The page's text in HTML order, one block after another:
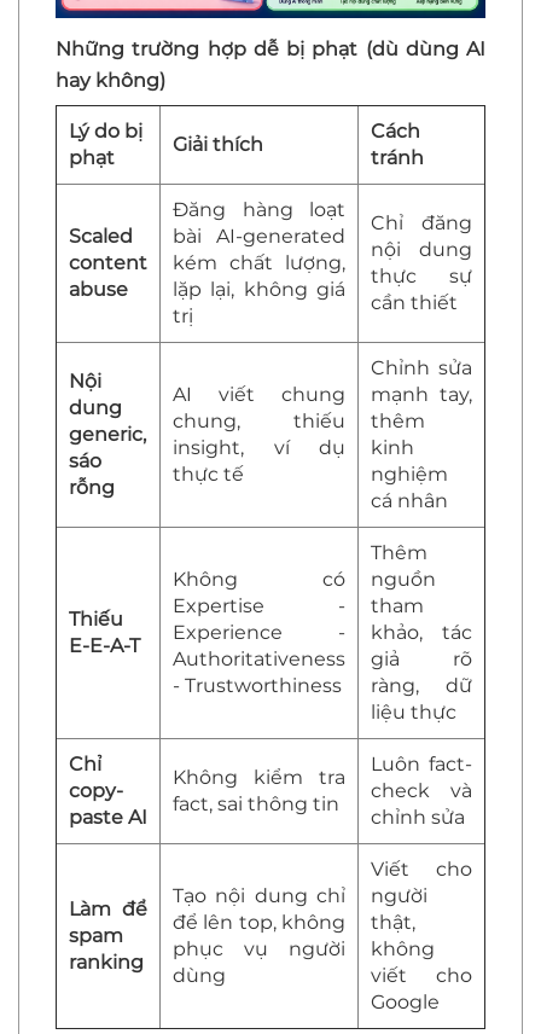
Những trường hợp dễ bị phạt (dù dùng AI
hay không)
Lý do bị
phạt
Giải thích
Cách
tránh
Scaled
content
abuse
Đăng hàng loạt
bài AI-generated
kém chất lượng,
lặp lại, không giá
trị
Chỉ đăng
nội dung
thực sự
cần thiết
Nội
dung
generic,
sáo
rỗng
AI viết chung
chung, thiếu
insight, ví dụ
thực tế
Chỉnh sửa
mạnh tay,
thêm
kinh
nghiệm
cá nhân
Thiếu
E-E-A-T
Không có
Expertise -
Experience -
Authoritativeness
- Trustworthiness
Thêm
nguồn
tham
khảo, tác
giả rõ
ràng, dữ
liệu thực
Chỉ
copy-
paste AI
Không kiểm tra
fact, sai thông tin
Luôn fact-
check và
chỉnh sửa
Làm để
spam
ranking
Tạo nội dung chỉ
để lên top, không
phục vụ người
dùng
Viết cho
người
thật,
không
viết cho
Google